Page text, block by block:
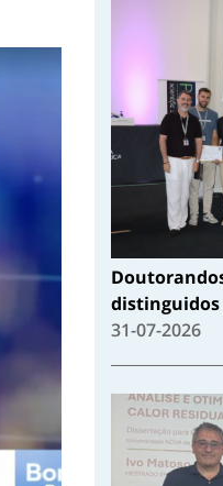
distinguidos
31-07-2026